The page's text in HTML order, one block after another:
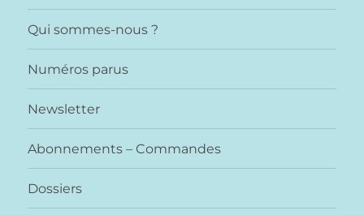
Qui sommes-nous ?
Numéros parus
Newsletter
Abonnements – Commandes
Dossiers